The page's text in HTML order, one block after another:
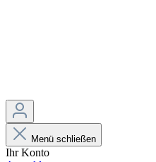
Menü schließen
Ihr Konto